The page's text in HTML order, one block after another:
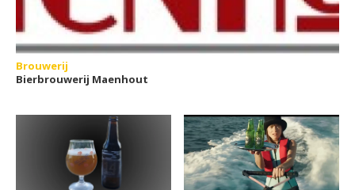
Brouwerij
Bierbrouwerij Maenhout